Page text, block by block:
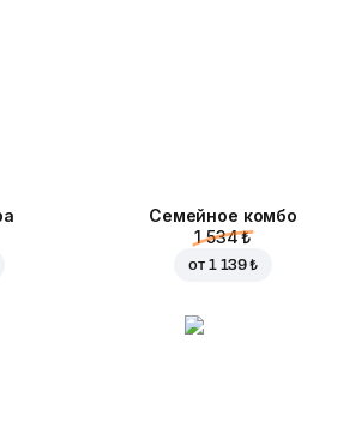
Семейное комбо
1 534 ₺
от 1 139 ₺